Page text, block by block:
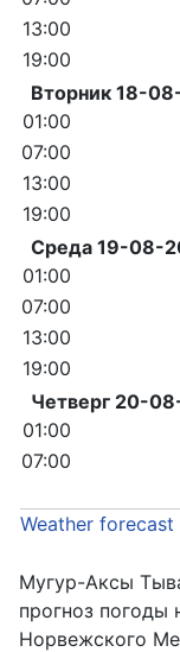
13:00
19:00
Вторник 18-
01:00
07:00
13:00
19:00
Среда 19-08-
01:00
07:00
13:00
19:00
Четверг 20-
01:00
07:00
Weather
Мугур-Аксы
прогноз
Норвежского